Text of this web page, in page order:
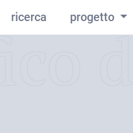
ricerca progetto